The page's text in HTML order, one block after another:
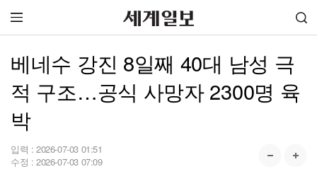
베네수 강진 8일째 40대 남성 극
적 구조…공식 사망자 2300명 육
박
입력 : 2026-07-03 01:51
수정 : 2026-07-03 07:09